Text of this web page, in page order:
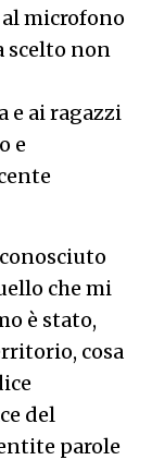
microfono
scelto non
e ai ragazzi
e
che mi
è stato,
cosa
del
parole